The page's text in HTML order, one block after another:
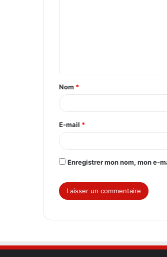
t
a
e
*
Nom *
E-mail *
Enregistrer mon nom, mon e-